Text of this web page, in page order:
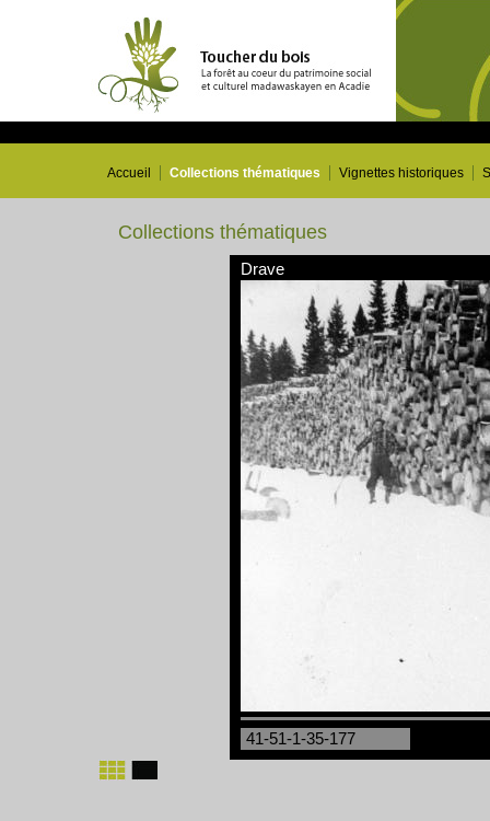
Accueil Collections thématiques Vignettes historiques
Collections thématiques
Drave
41-51-1-35-177